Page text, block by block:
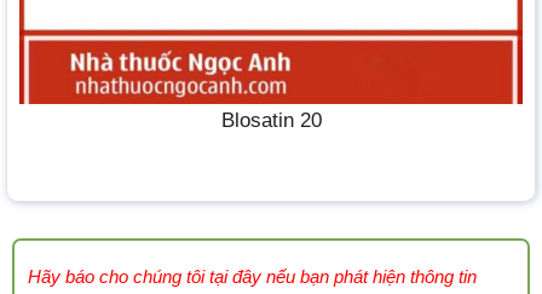
Blosatin 20
Hãy báo cho chúng tôi tại đây nếu bạn phát hiện thông tin